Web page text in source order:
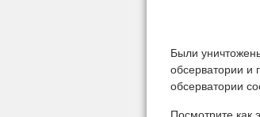
Были
обсерватории и
обсерватории